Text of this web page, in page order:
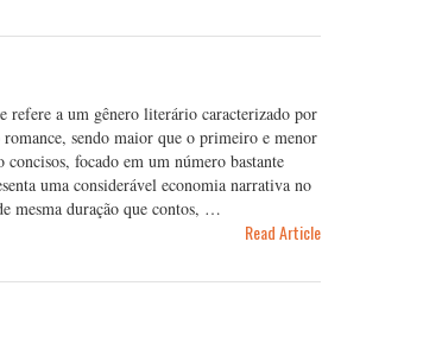
refere a um gênero literário caracterizado por
sendo maior que o primeiro e menor
focado em um número bastante
uma considerável economia narrativa no
mesma duração que contos, …
Read Article